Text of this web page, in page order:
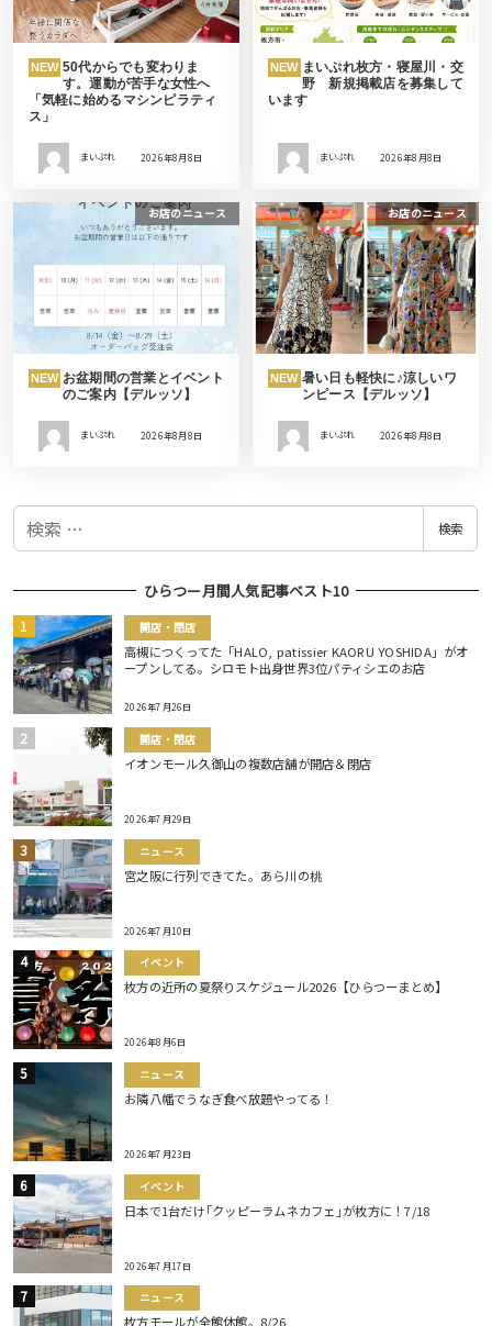
NEW 50代からでも変わりま
す。運動が苦手な女性へ
「気軽に始めるマシンピラティ
ス」
まいぷれ 2026年8月8日
NEW まいぷれ枚方・寝屋川・交
野 新規掲載店を募集して
います
まいぷれ 2026年8月8日
お店のニュース
NEW お盆期間の営業とイベント
のご案内【デルッソ】
まいぷれ 2026年8月8日
お店のニュース
NEW 暑い日も軽快に♪涼しいワ
ンピース【デルッソ】
まいぷれ 2026年8月8日
検
検索
ひらつー月間人気記事ベスト10
開店・閉店
高槻につくってた「HALO, patissier KAORU YOSHIDA」がオ
ープンしてる。シロモト出身世界3位パティシエのお店
2026年7月26日
開店・閉店
イオンモール久御山の複数店舗が開店＆閉店
2026年7月29日
ニュース
宮之阪に行列できてた。あら川の桃
2026年7月10日
イベント
枚方の近所の夏祭りスケジュール2026【ひらつーまとめ】
2026年8月6日
ニュース
お隣八幡でうなぎ食べ放題やってる！
2026年7月23日
イベント
日本で1台だけ｢クッピーラムネカフェ｣が枚方に！7/18
2026年7月17日
ニュース
枚方モールが全館休館。8/26